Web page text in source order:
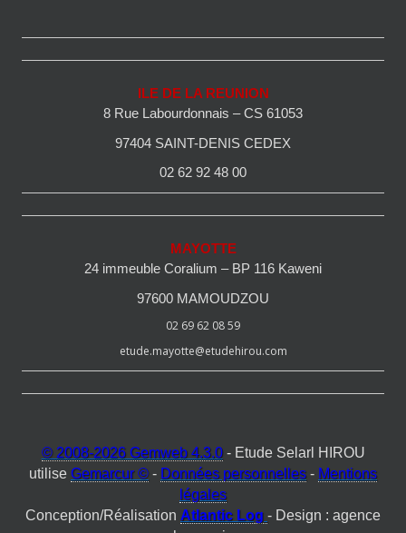
ILE DE LA REUNION
8 Rue Labourdonnais – CS 61053
97404 SAINT-DENIS CEDEX
02 62 92 48 00
MAYOTTE
24 immeuble Coralium – BP 116 Kaweni
97600 MAMOUDZOU
02 69 62 08 59
etude.mayotte@etudehirou.com
© 2008-2026 Gemweb 4.3.0- Etude Selarl HIROU
utilise Gemarcur © - Données personnelles - Mentions
légales
Conception/Réalisation Atlantic Log - Design : agence